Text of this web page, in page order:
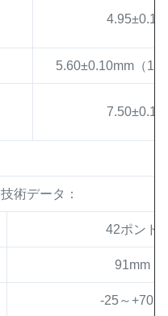
5.60±0.10mm（
技術データ：
42ポンド
91mm
-25～+70℃